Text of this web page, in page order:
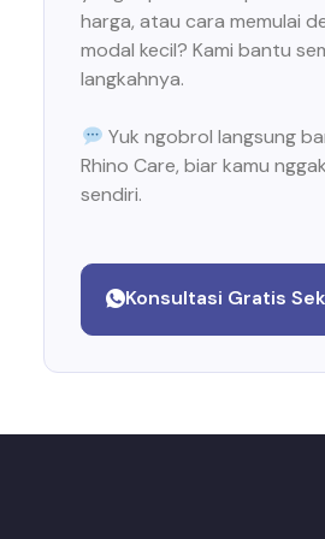
harga, atau cara memulai
modal kecil? Kami bantu
langkahnya.
Yuk ngobrol langsung
Rhino Care, biar kamu
sendiri.
Konsultasi Gratis